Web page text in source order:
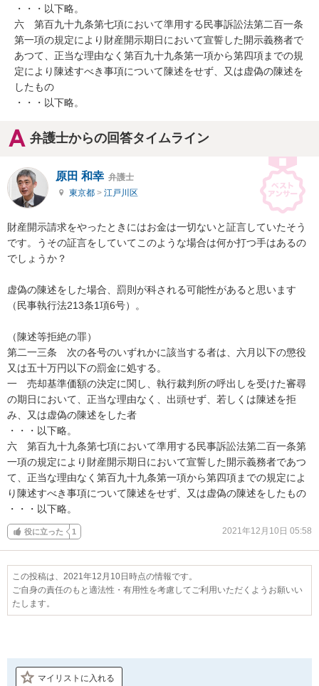
・・・以下略。
六　第百九十九条第七項において準用する民事訴訟法第二百一条
第一項の規定により財産開示期日において宣誓した開示義務者で
あつて、正当な理由なく第百九十九条第一項から第四項までの規
定により陳述すべき事項について陳述をせず、又は虚偽の陳述を
したもの
・・・以下略。
弁護士からの回答タイムライン
原田 和幸 弁護士
東京都 > 江戸川区
財産開示請求をやったときにはお金は一切ないと証言していたそう
です。うその証言をしていてこのような場合は何か打つ手はあるの
でしょうか？
虚偽の陳述をした場合、罰則が科される可能性があると思います
（民事執行法213条1項6号）。
（陳述等拒絶の罪）
第二一三条　次の各号のいずれかに該当する者は、六月以下の懲役
又は五十万円以下の罰金に処する。
一　売却基準価額の決定に関し、執行裁判所の呼出しを受けた審尋
の期日において、正当な理由なく、出頭せず、若しくは陳述を拒
み、又は虚偽の陳述をした者
・・・以下略。
六　第百九十九条第七項において準用する民事訴訟法第二百一条第
一項の規定により財産開示期日において宣誓した開示義務者であつ
て、正当な理由なく第百九十九条第一項から第四項までの規定によ
り陳述すべき事項について陳述をせず、又は虚偽の陳述をしたもの
・・・以下略。
役に立った 1 2021年12月10日 05:58
この投稿は、2021年12月10日時点の情報です。
ご自身の責任のもと適法性・有用性を考慮してご利用いただくようお願いい
たします。
マイリストに入れる